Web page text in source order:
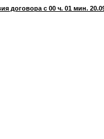
договора с 00 ч. 01 мин.